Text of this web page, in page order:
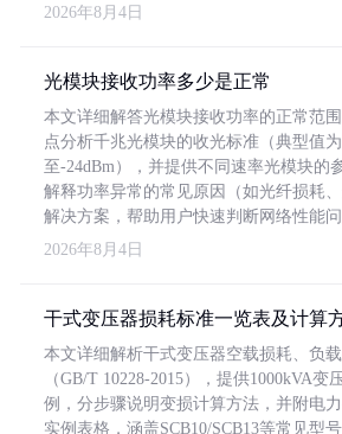
2026年8月4日
光模块接收功率多少是正常
本文详细解答光模块接收功率的正常范
点分析千兆光模块的收光标准（典型值
至-24dBm），并提供不同速率光模块的
解释功率异常的常见原因（如光纤损耗
解决方案，帮助用户快速判断网络性能问
2026年8月4日
干式变压器损耗标准一览表及计算
本文详细解析干式变压器空载损耗、负
（GB/T 10228-2015），提供1000kVA变
例，分步骤说明变损计算方法，并附电
实例表格，涵盖SCB10/SCB13等常见型